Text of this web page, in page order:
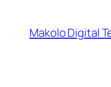
Makolo Digital